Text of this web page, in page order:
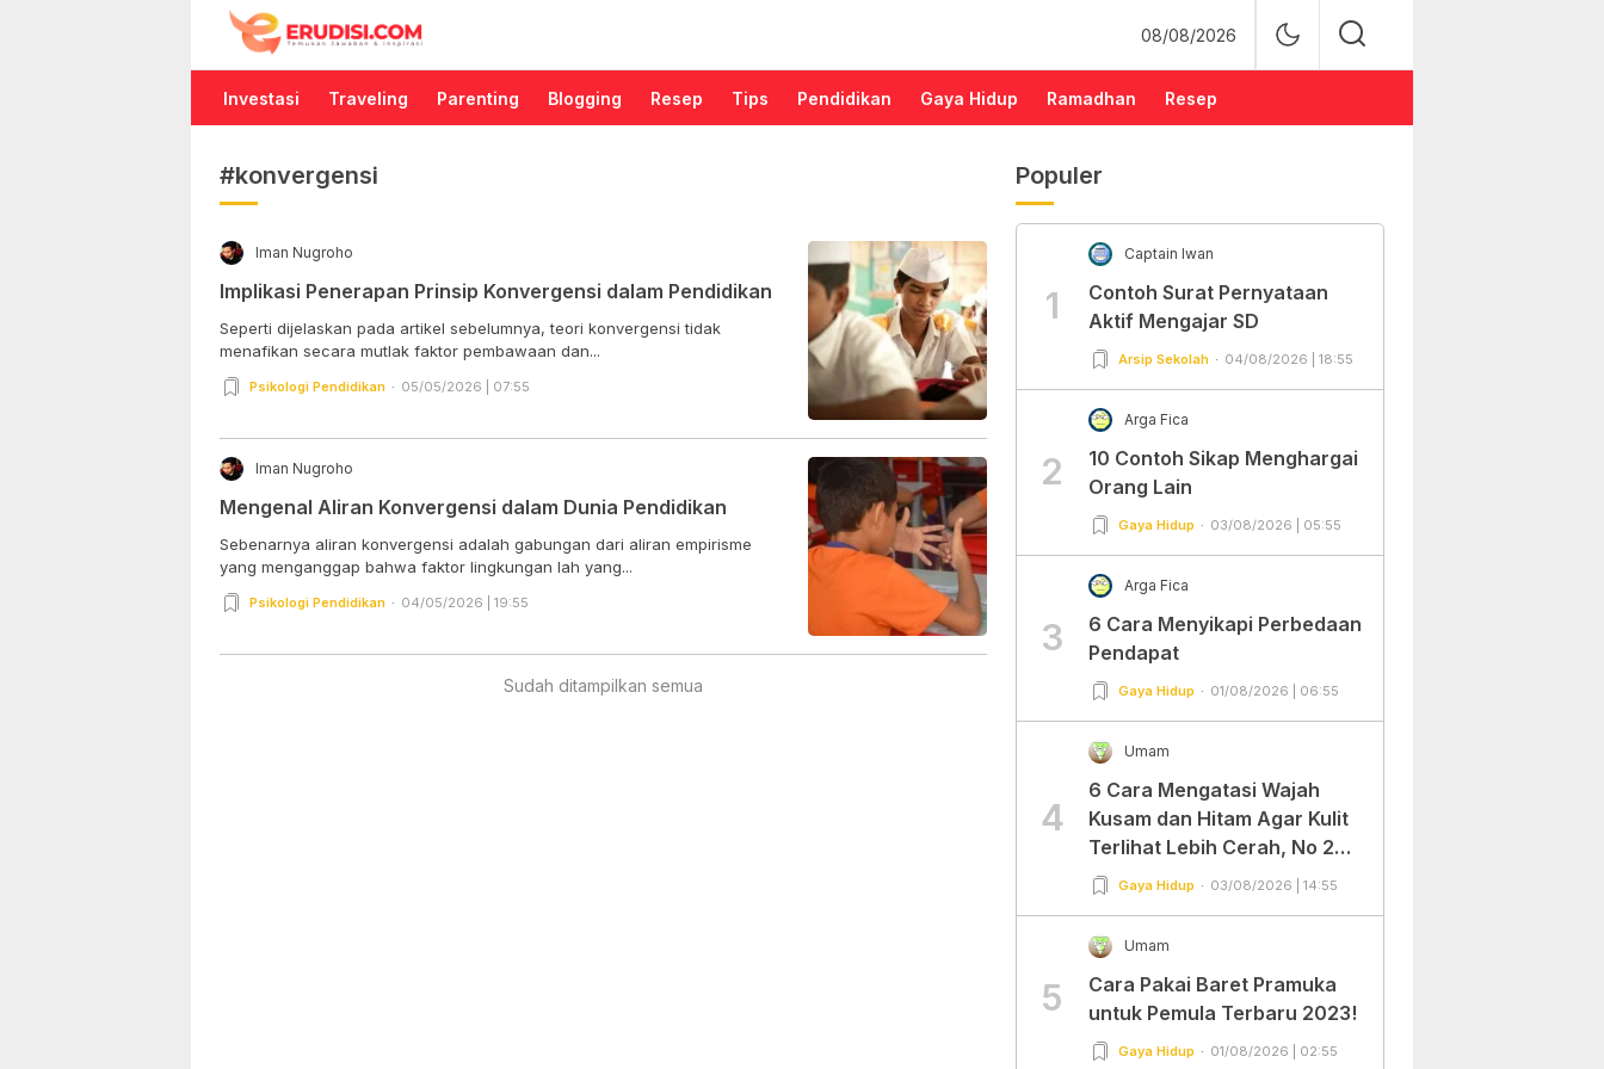
Erudisi
Temukan Jawaban dan Inspirasi
08/08/2026
Investasi Traveling Parenting Blogging Resep Tips Pendidikan Gaya Hidup Ramadhan Resep
#konvergensi
Iman Nugroho
Implikasi Penerapan Prinsip Konvergensi dalam Pendidikan
Seperti dijelaskan pada artikel sebelumnya, teori konvergensi tidak
menafikan secara mutlak faktor pembawaan dan...
Psikologi Pendidikan 05/05/2026 | 07:55
Iman Nugroho
Mengenal Aliran Konvergensi dalam Dunia Pendidikan
Sebenarnya aliran konvergensi adalah gabungan dari aliran empirisme
yang menganggap bahwa faktor lingkungan lah yang...
Psikologi Pendidikan 04/05/2026 | 19:55
Sudah ditampilkan semua
Populer
1
Captain Iwan
Contoh Surat Pernyataan
Aktif Mengajar SD
Arsip Sekolah 04/08/2026 | 18:55
2
Arga Fica
10 Contoh Sikap Menghargai
Orang Lain
Gaya Hidup 03/08/2026 | 05:55
3
Arga Fica
6 Cara Menyikapi Perbedaan
Pendapat
Gaya Hidup 01/08/2026 | 06:55
4
Umam
6 Cara Mengatasi Wajah
Kusam dan Hitam Agar Kulit
Terlihat Lebih Cerah, No 2
Gampang Banget dan Mudah
Gaya Hidup 03/08/2026 | 14:55
5
Umam
Cara Pakai Baret Pramuka
untuk Pemula Terbaru 2023!
Gaya Hidup 01/08/2026 | 02:55